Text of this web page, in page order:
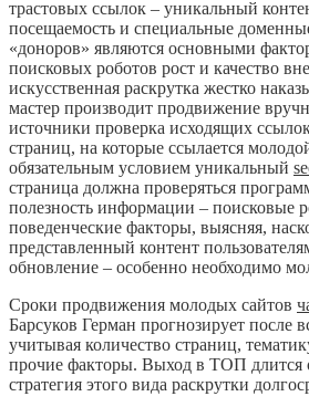
трастовых ссылок – уникальный
посещаемость и специальные
«доноров» являются основными
поисковых роботов рост и качество
искусственная раскрутка жестко
мастер производит продвижение
источники проверка исходящих
страниц, на которые ссылается
обязательным условием уникальный
страница должна проверяться
полезность информации – поисковые
поведенческие факторы, выясняя,
представленный контент
обновление – особенно необходимо
Сроки продвижения молодых сайтов
Барсуков Герман прогнозирует после
учитывая количество страниц,
прочие факторы. Выход в ТОП длится
стратегия этого вида раскрутки